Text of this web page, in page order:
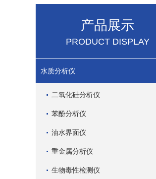
产品展示
PRODUCT DISPLAY
水质分析仪
二氧化硅分析仪
苯酚分析仪
油水界面仪
重金属分析仪
生物毒性检测仪